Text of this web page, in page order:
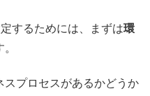
するためには、まずは環
プロセスがあるかどうか